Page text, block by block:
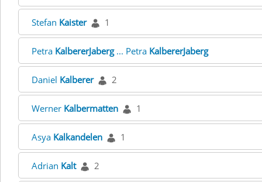
Stefan Kaister 1
Petra KalbererJaberg... Petra KalbererJaberg
Daniel Kalberer 2
Werner Kalbermatten 1
Asya Kalkandelen 1
Adrian Kalt 2